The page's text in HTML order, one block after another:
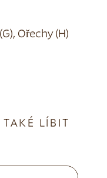
Ořechy (H)
LÍBIT